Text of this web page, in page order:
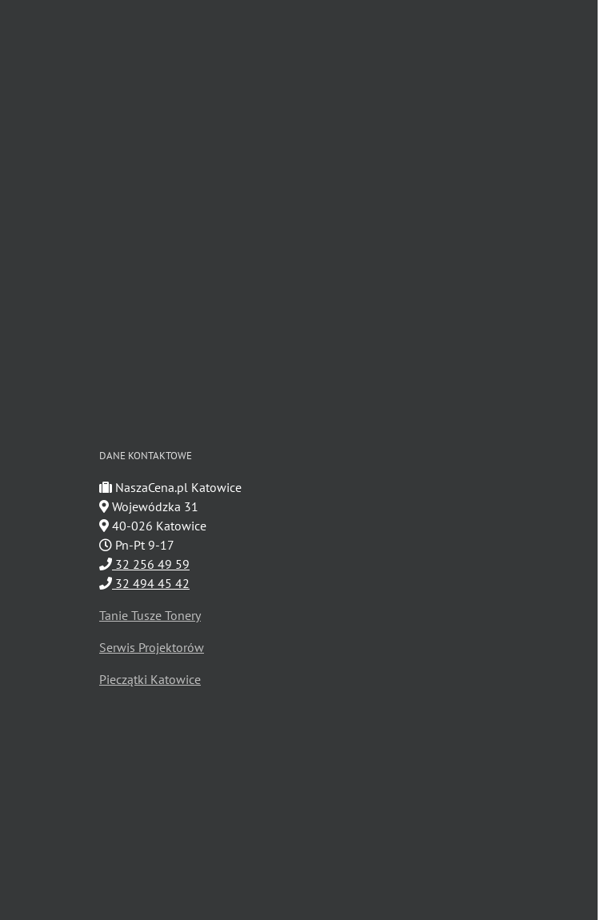
DANE KONTAKTOWE
NaszaCena.pl Katowice
Wojewódzka 31
40-026 Katowice
Pn-Pt 9-17
32 256 49 59
32 494 45 42
Tanie Tusze Tonery
Serwis Projektorów
Pieczątki Katowice